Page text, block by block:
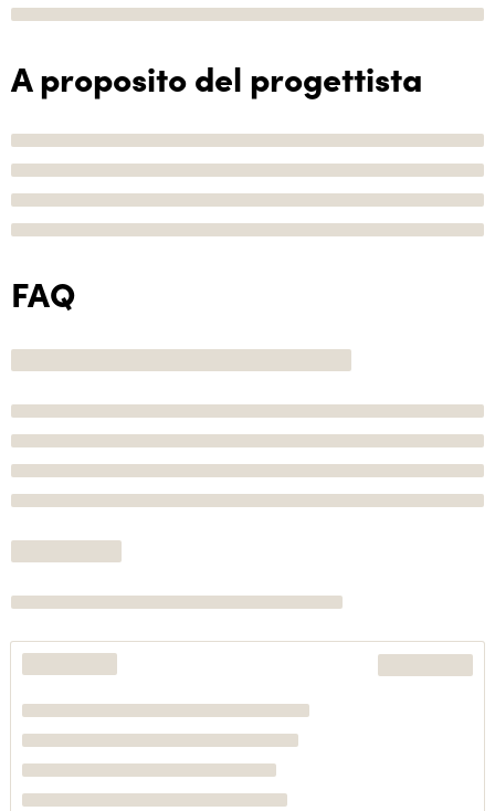
A proposito del progettista
FAQ